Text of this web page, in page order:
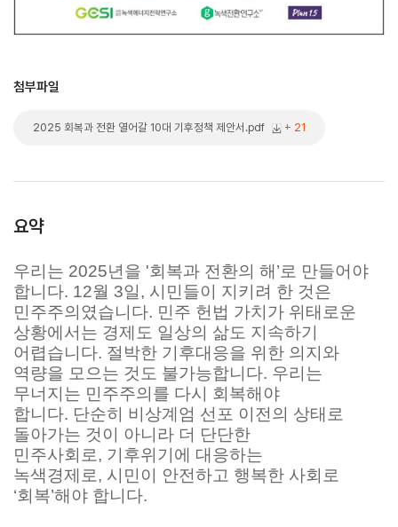
첨부파일
2025 회복과 전환 열어갈 10대 기후정책 제안서.pdf + 21
요약
우리는 2025년을 '회복과 전환의 해’로 만들어야
합니다. 12월 3일, 시민들이 지키려 한 것은
민주주의였습니다. 민주 헌법 가치가 위태로운
상황에서는 경제도 일상의 삶도 지속하기
어렵습니다. 절박한 기후대응을 위한 의지와
역량을 모으는 것도 불가능합니다. 우리는
무너지는 민주주의를 다시 회복해야
합니다. 단순히 비상계엄 선포 이전의 상태로
돌아가는 것이 아니라 더 단단한
민주사회로, 기후위기에 대응하는
녹색경제로, 시민이 안전하고 행복한 사회로
‘회복’해야 합니다.